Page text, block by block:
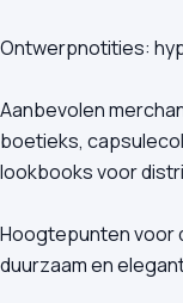
Ontwerpnotities:
Aanbevolen
boetieks,
lookbooks voor
Hoogtepunten voor
duurzaam en